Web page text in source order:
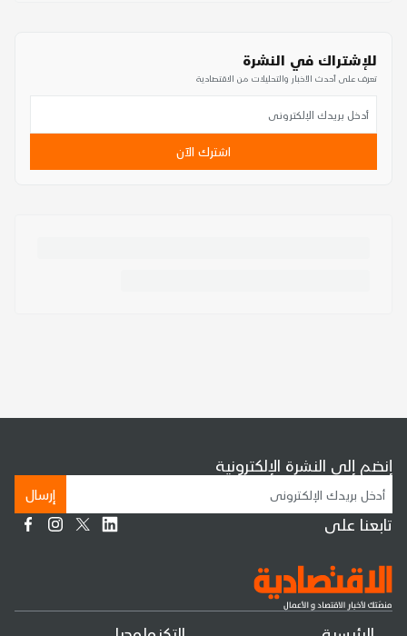
للإشتراك في النشرة
تعرف على أحدث الأخبار والتحليلات من الاقتصادية
اشترك الآن
إنضم إلى النشرة الإلكترونية
إرسال
تابعنا على